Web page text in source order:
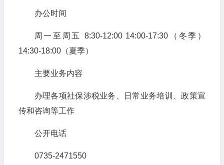
办公时间
周一至周五 8:30-12:00 14:00-17:30（冬季）
14:30-18:00（夏季）
主要业务内容
办理各项社保涉税业务、日常业务培训、政策宣
传和咨询等工作
公开电话
0735-2471550